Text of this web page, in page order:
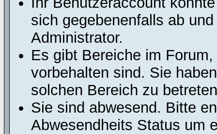
sich gegebenenfalls ab
Administrator.
Es gibt Bereiche im
vorbehalten sind. Sie
solchen Bereich zu
Sie sind abwesend. Bitte
Abwesendheits Status um